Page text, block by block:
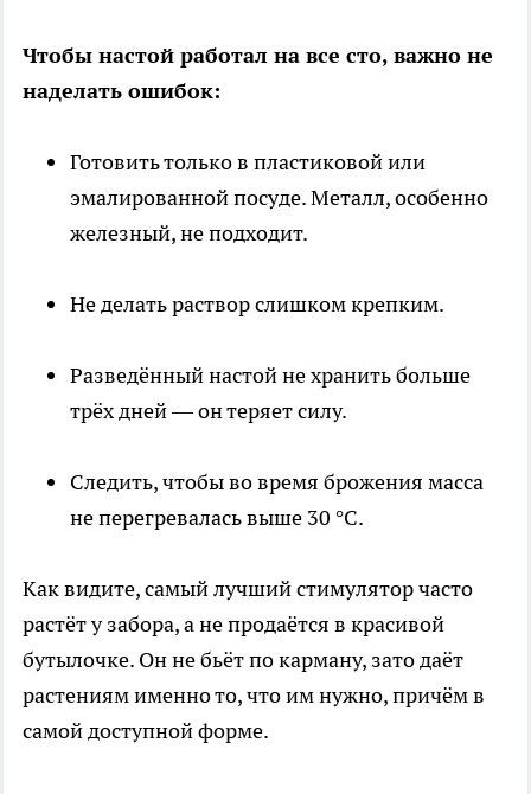
Чтобы настой работал на все сто, важно не
наделать ошибок:
Готовить только в пластиковой или
эмалированной посуде. Металл, особенно
железный, не подходит.
Не делать раствор слишком крепким.
Разведённый настой не хранить больше
трёх дней — он теряет силу.
Следить, чтобы во время брожения масса
не перегревалась выше 30 °C.
Как видите, самый лучший стимулятор часто
растёт у забора, а не продаётся в красивой
бутылочке. Он не бьёт по карману, зато даёт
растениям именно то, что им нужно, причём в
самой доступной форме.